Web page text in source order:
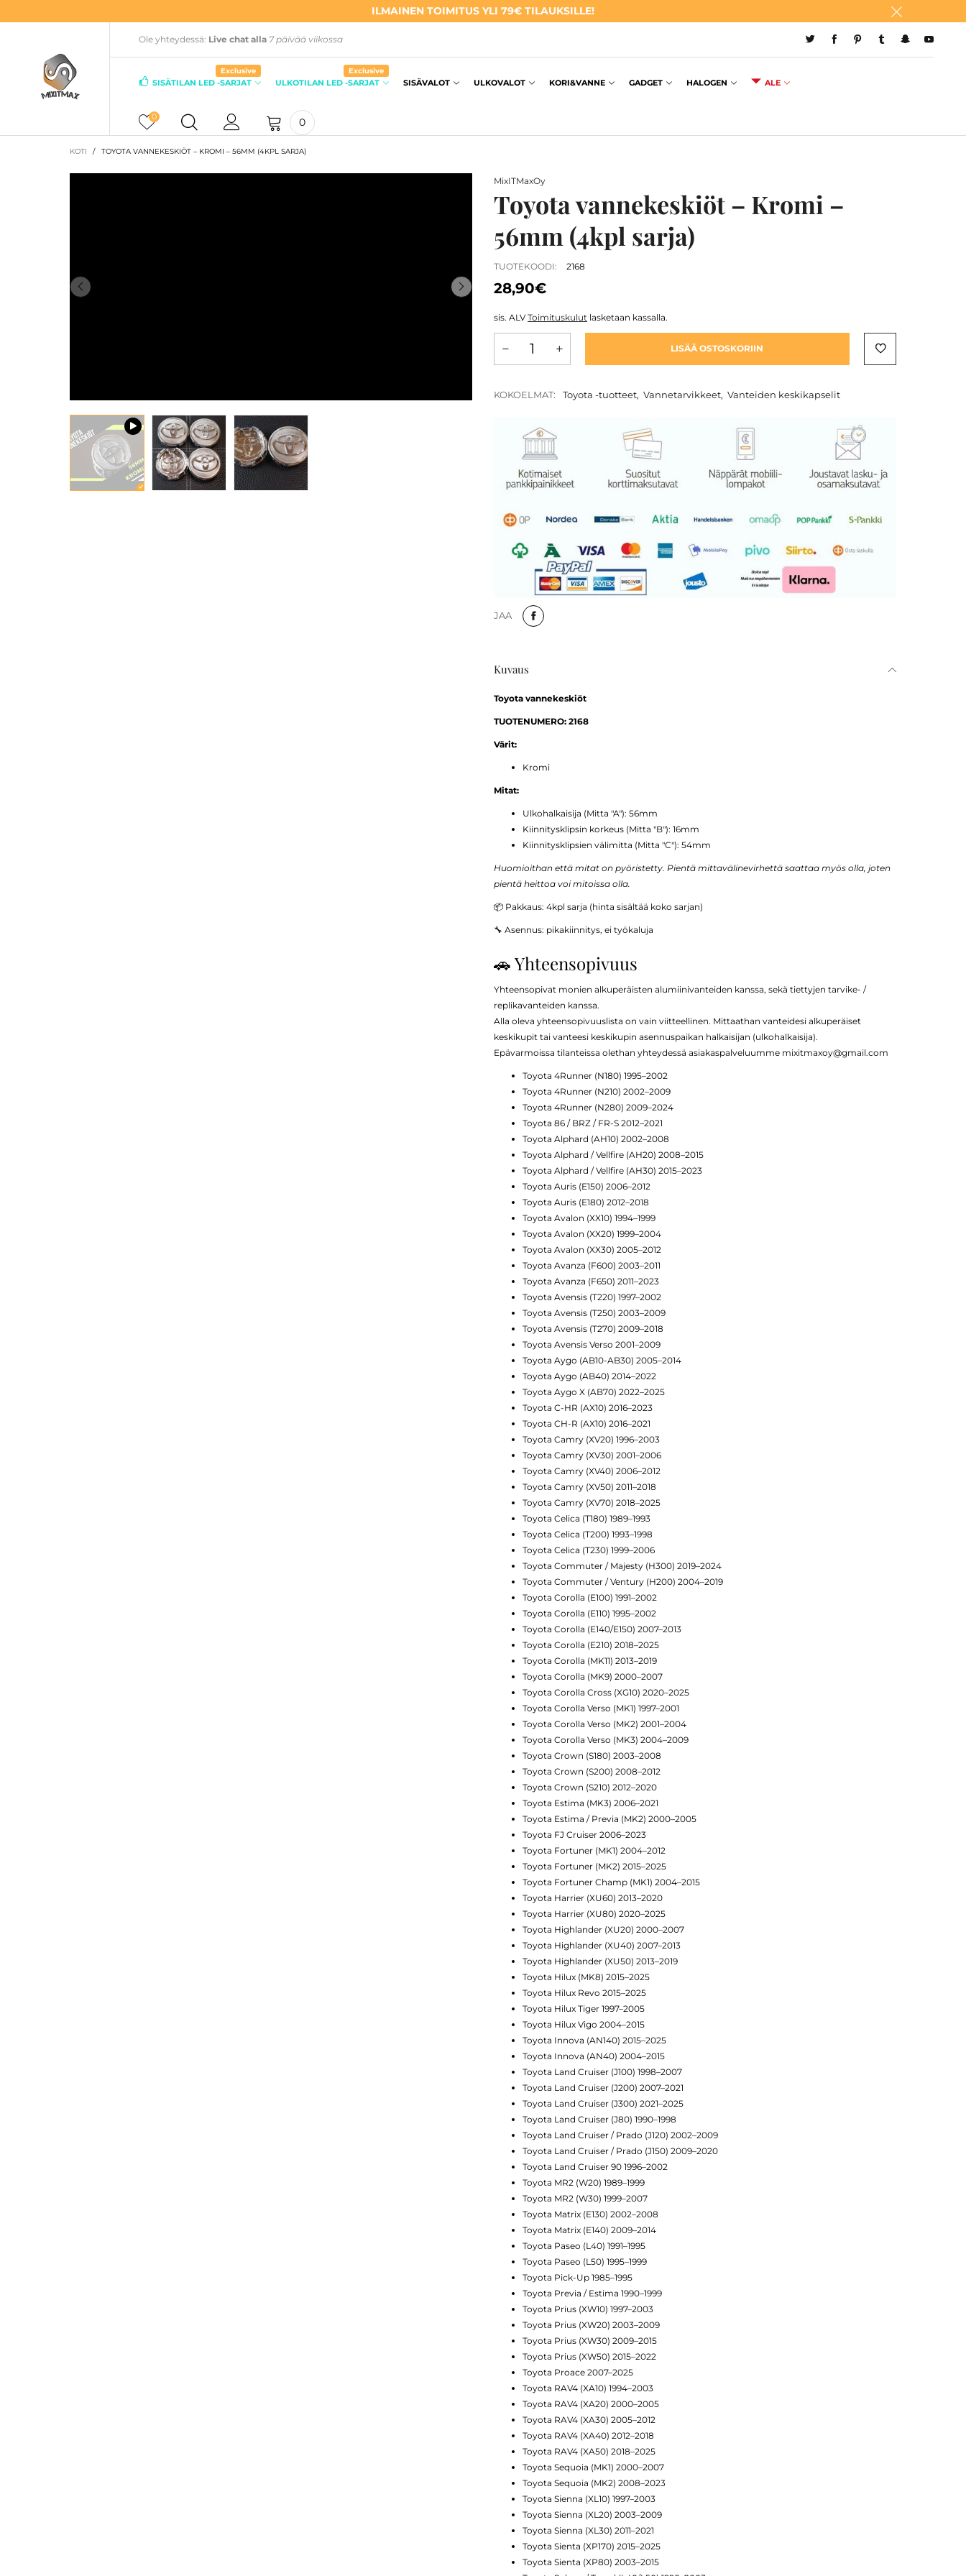
ILMAINEN TOIMITUS YLI 79€ TILAUKSILLE!
Ole yhteydessä: Live chat alla 7 päivää viikossa
SISÄTILAN LED -SARJAT
Exclusive
ULKOTILAN LED -SARJAT
Exclusive
SISÄVALOT ULKOVALOT KORI&VANNE GADGET HALOGEN ALE
0 0
KOTI / TOYOTA VANNEKESKIÖT – KROMI – 56MM (4KPL SARJA)
MixITMaxOy
Toyota vannekeskiöt – Kromi –
56mm (4kpl sarja)
TUOTEKOODI: 2168
28,90€
sis. ALVToimituskulut lasketaan kassalla.
LISÄÄ OSTOSKORIIN
KOKOELMAT: Toyota -tuotteet, Vannetarvikkeet, Vanteiden keskikapselit
JAA
Kuvaus
Toyota vannekeskiöt
TUOTENUMERO: 2168
Värit:
Kromi
Mitat:
Ulkohalkaisija (Mitta "A"): 56mm
Kiinnitysklipsin korkeus (Mitta "B"): 16mm
Kiinnitysklipsien välimitta (Mitta "C"): 54mm
Huomioithan että mitat on pyöristetty. Pientä mittavälinevirhettä saattaa myös olla, joten
pientä heittoa voi mitoissa olla.
📦 Pakkaus: 4kpl sarja (hinta sisältää koko sarjan)
🔧 Asennus: pikakiinnitys, ei työkaluja
🚗 Yhteensopivuus
Yhteensopivat monien alkuperäisten alumiinivanteiden kanssa, sekä tiettyjen tarvike- /
replikavanteiden kanssa.
Alla oleva yhteensopivuuslista on vain viitteellinen. Mittaathan vanteidesi alkuperäiset
keskikupit tai vanteesi keskikupin asennuspaikan halkaisijan (ulkohalkaisija).
Epävarmoissa tilanteissa olethan yhteydessä asiakaspalveluumme mixitmaxoy@gmail.com
Toyota 4Runner (N180) 1995–2002
Toyota 4Runner (N210) 2002–2009
Toyota 4Runner (N280) 2009–2024
Toyota 86 / BRZ / FR-S 2012–2021
Toyota Alphard (AH10) 2002–2008
Toyota Alphard / Vellfire (AH20) 2008–2015
Toyota Alphard / Vellfire (AH30) 2015–2023
Toyota Auris (E150) 2006–2012
Toyota Auris (E180) 2012–2018
Toyota Avalon (XX10) 1994–1999
Toyota Avalon (XX20) 1999–2004
Toyota Avalon (XX30) 2005–2012
Toyota Avanza (F600) 2003–2011
Toyota Avanza (F650) 2011–2023
Toyota Avensis (T220) 1997–2002
Toyota Avensis (T250) 2003–2009
Toyota Avensis (T270) 2009–2018
Toyota Avensis Verso 2001–2009
Toyota Aygo (AB10-AB30) 2005–2014
Toyota Aygo (AB40) 2014–2022
Toyota Aygo X (AB70) 2022–2025
Toyota C-HR (AX10) 2016–2023
Toyota CH-R (AX10) 2016–2021
Toyota Camry (XV20) 1996–2003
Toyota Camry (XV30) 2001–2006
Toyota Camry (XV40) 2006–2012
Toyota Camry (XV50) 2011–2018
Toyota Camry (XV70) 2018–2025
Toyota Celica (T180) 1989–1993
Toyota Celica (T200) 1993–1998
Toyota Celica (T230) 1999–2006
Toyota Commuter / Majesty (H300) 2019–2024
Toyota Commuter / Ventury (H200) 2004–2019
Toyota Corolla (E100) 1991–2002
Toyota Corolla (E110) 1995–2002
Toyota Corolla (E140/E150) 2007–2013
Toyota Corolla (E210) 2018–2025
Toyota Corolla (MK11) 2013–2019
Toyota Corolla (MK9) 2000–2007
Toyota Corolla Cross (XG10) 2020–2025
Toyota Corolla Verso (MK1) 1997–2001
Toyota Corolla Verso (MK2) 2001–2004
Toyota Corolla Verso (MK3) 2004–2009
Toyota Crown (S180) 2003–2008
Toyota Crown (S200) 2008–2012
Toyota Crown (S210) 2012–2020
Toyota Estima (MK3) 2006–2021
Toyota Estima / Previa (MK2) 2000–2005
Toyota FJ Cruiser 2006–2023
Toyota Fortuner (MK1) 2004–2012
Toyota Fortuner (MK2) 2015–2025
Toyota Fortuner Champ (MK1) 2004–2015
Toyota Harrier (XU60) 2013–2020
Toyota Harrier (XU80) 2020–2025
Toyota Highlander (XU20) 2000–2007
Toyota Highlander (XU40) 2007–2013
Toyota Highlander (XU50) 2013–2019
Toyota Hilux (MK8) 2015–2025
Toyota Hilux Revo 2015–2025
Toyota Hilux Tiger 1997–2005
Toyota Hilux Vigo 2004–2015
Toyota Innova (AN140) 2015–2025
Toyota Innova (AN40) 2004–2015
Toyota Land Cruiser (J100) 1998–2007
Toyota Land Cruiser (J200) 2007–2021
Toyota Land Cruiser (J300) 2021–2025
Toyota Land Cruiser (J80) 1990–1998
Toyota Land Cruiser / Prado (J120) 2002–2009
Toyota Land Cruiser / Prado (J150) 2009–2020
Toyota Land Cruiser 90 1996–2002
Toyota MR2 (W20) 1989–1999
Toyota MR2 (W30) 1999–2007
Toyota Matrix (E130) 2002–2008
Toyota Matrix (E140) 2009–2014
Toyota Paseo (L40) 1991–1995
Toyota Paseo (L50) 1995–1999
Toyota Pick-Up 1985–1995
Toyota Previa / Estima 1990–1999
Toyota Prius (XW10) 1997–2003
Toyota Prius (XW20) 2003–2009
Toyota Prius (XW30) 2009–2015
Toyota Prius (XW50) 2015–2022
Toyota Proace 2007–2025
Toyota RAV4 (XA10) 1994–2003
Toyota RAV4 (XA20) 2000–2005
Toyota RAV4 (XA30) 2005–2012
Toyota RAV4 (XA40) 2012–2018
Toyota RAV4 (XA50) 2018–2025
Toyota Sequoia (MK1) 2000–2007
Toyota Sequoia (MK2) 2008–2023
Toyota Sienna (XL10) 1997–2003
Toyota Sienna (XL20) 2003–2009
Toyota Sienna (XL30) 2011–2021
Toyota Sienta (XP170) 2015–2025
Toyota Sienta (XP80) 2003–2015